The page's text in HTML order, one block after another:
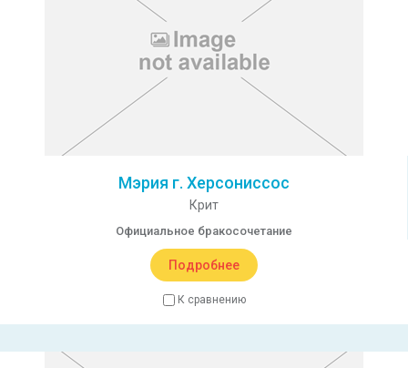
Мэрия г. Херсониссос
Крит
Официальное бракосочетание
Подробнее
К сравнению